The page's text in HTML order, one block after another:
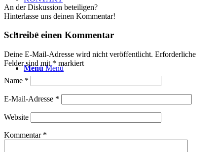
Menü Menü
An der Diskussion beteiligen?
Hinterlasse uns deinen Kommentar!
Schreibe einen Kommentar
Deine E-Mail-Adresse wird nicht veröffentlicht. Erforderliche
Felder sind mit * markiert
Name *
E-Mail-Adresse *
Website
Kommentar *